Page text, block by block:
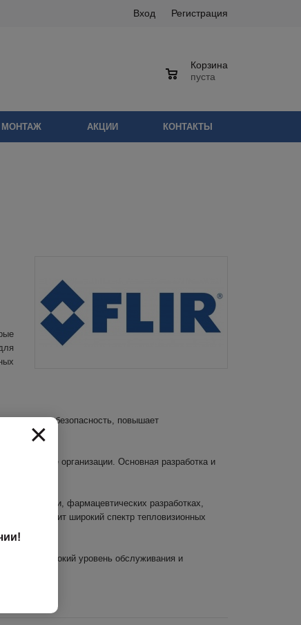
Вход Регистрация
Корзина
пуста
МОНТАЖ АКЦИИ КОНТАКТЫ
безопасность, повышает
различные организации. Основная разработка и
фармацевтических разработках,
производит широкий спектр тепловизионных
высокий уровень обслуживания и
×